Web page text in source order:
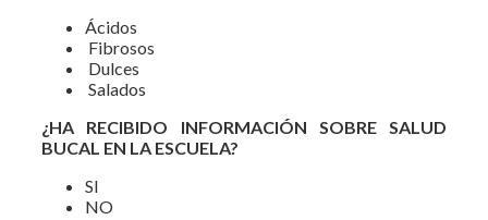
Ácidos
Fibrosos
Dulces
Salados
¿HA RECIBIDO INFORMACIÓN SOBRE SALUD
BUCAL EN LA ESCUELA?
SI
NO